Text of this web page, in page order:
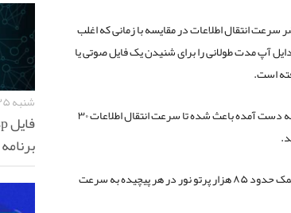
انتقال اطلاعات در مقایسه با زمانی که اغلب
آپ مدت طولانی را برای شنیدن یک فایل صوتی یا
است.
پیشرفت‌هایی که در طراحی کابل‌های Broadband به دست آمده باعث شده تا سرعت انتقال اطلاعات ۳۰
اما اکنون گروهی از دانشمندان موفق شده‌اند به کمک حدود ۸۵ هزار پرتو نور در هر پیچیده به سرعت
شنبه ۲۵ شهریور ۰۲